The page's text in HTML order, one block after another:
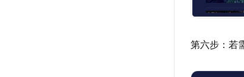
第六步：若